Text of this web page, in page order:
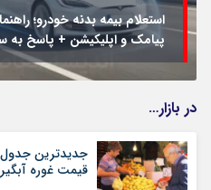
استعلام بیمه بدنه خودرو؛
پیامک و اپلیکیشن + پاسخ به
در بازار…
جدیدترین جدول
قیمت غوره